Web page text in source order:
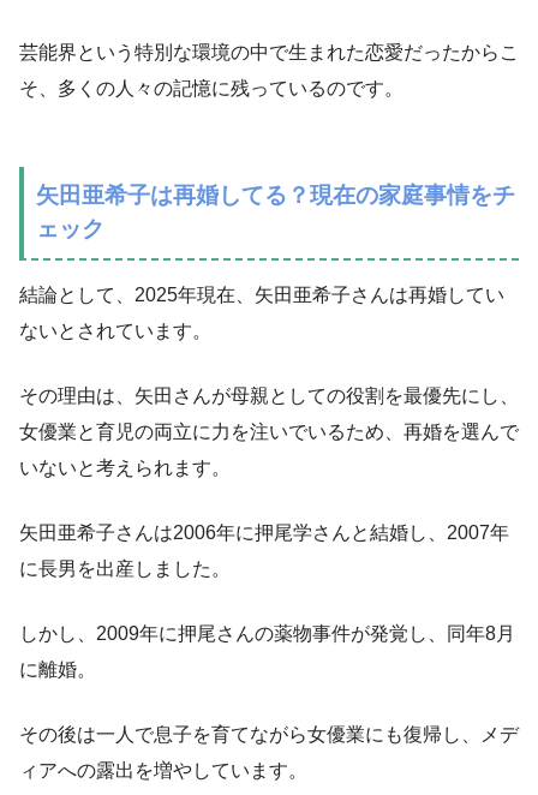
芸能界という特別な環境の中で生まれた恋愛だったからこ
そ、多くの人々の記憶に残っているのです。
矢田亜希子は再婚してる？現在の家庭事情をチ
ェック
結論として、2025年現在、矢田亜希子さんは再婚してい
ないとされています。
その理由は、矢田さんが母親としての役割を最優先にし、
女優業と育児の両立に力を注いでいるため、再婚を選んで
いないと考えられます。
矢田亜希子さんは2006年に押尾学さんと結婚し、2007年
に長男を出産しました。
しかし、2009年に押尾さんの薬物事件が発覚し、同年8月
に離婚。
その後は一人で息子を育てながら女優業にも復帰し、メデ
ィアへの露出を増やしています。